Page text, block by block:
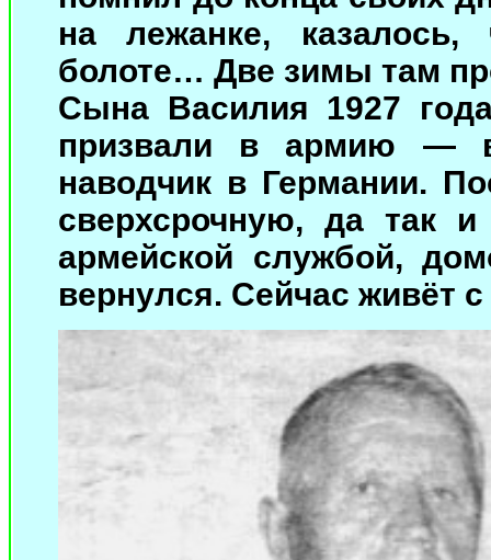
на лежанке,
болоте… Две зимы там
Сына Василия 1927
призвали в армию —
наводчик в Германии.
сверхсрочную, да так
армейской службой,
вернулся. Сейчас живёт